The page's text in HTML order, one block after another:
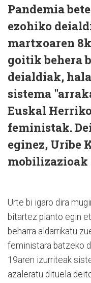
Pandemia
ezohiko
martxoaren
goitik behera
deialdiak,
sistema
Euskal
feministak.
eginez, Uribe
mobilizazioak
Urte bi igaro dira
bitartez planto egin
beharra aldarrikatu
feministara batzeko
19aren izurriteak
azaleratu dituela